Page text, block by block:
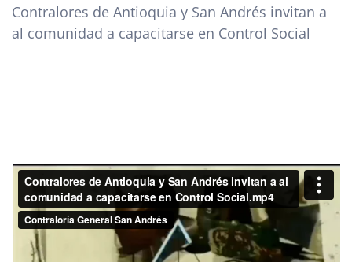
Contralores de Antioquia y San Andrés invitan a
al comunidad a capacitarse en Control Social